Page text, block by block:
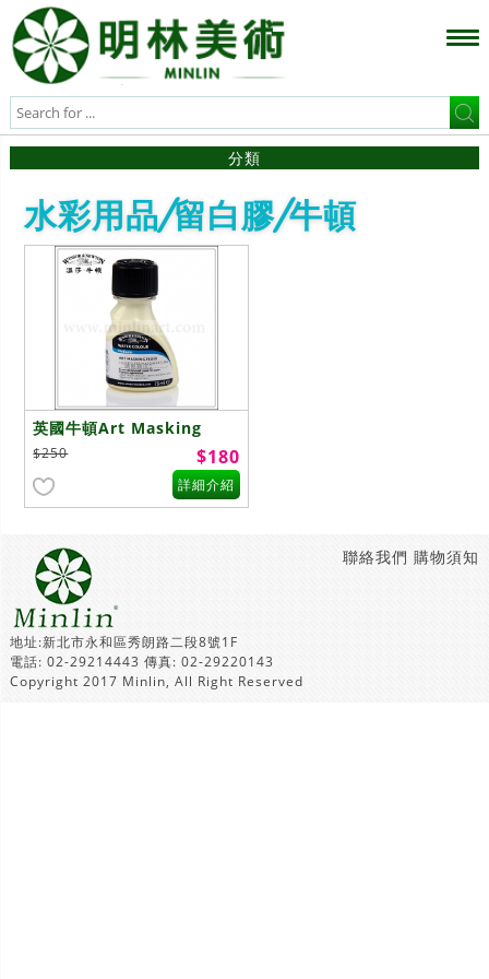
分類
水彩用品/留白膠/牛頓
英國牛頓Art Masking
Fluid水彩留白膠
$250 $180
詳細介紹
購物須知
聯絡我們
地址:新北市永和區秀朗路二段8號1F
電話: 02-29214443 傳真: 02-29220143
Copyright 2017 Minlin, All Right Reserved